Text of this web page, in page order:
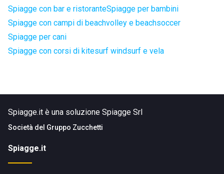
Spiagge con bar e ristoranteSpiagge per bambini
Spiagge con campi di beachvolley e beachsoccer
Spiagge per cani
Spiagge con corsi di kitesurf windsurf e vela
Spiagge.it è una soluzione Spiagge Srl
Società del Gruppo Zucchetti
Spiagge.it